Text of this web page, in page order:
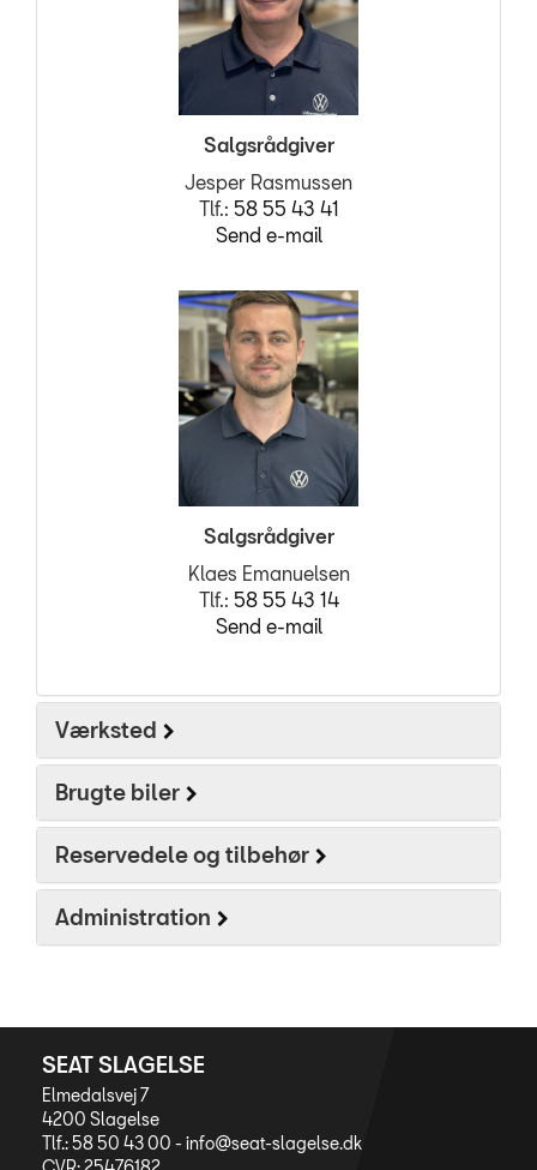
Salgsrådgiver
Jesper Rasmussen
Tlf.: 58 55 43 41
Send e-mail
Salgsrådgiver
Klaes Emanuelsen
Tlf.: 58 55 43 14
Send e-mail
Værksted
Brugte biler
Reservedele og tilbehør
Administration
SEAT SLAGELSE
Elmedalsvej 7
4200 Slagelse
Tlf.: 58 50 43 00 -info@seat-slagelse.dk